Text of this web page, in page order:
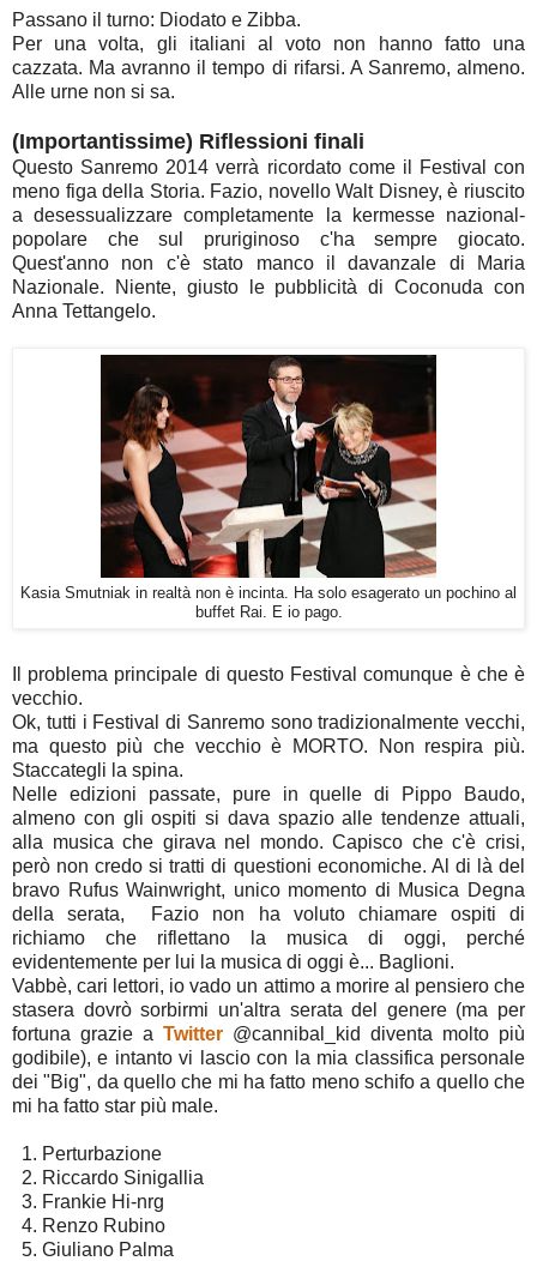
Passano il turno: Diodato e Zibba.
Per una volta, gli italiani al voto non hanno fatto una
cazzata. Ma avranno il tempo di rifarsi. A Sanremo, almeno.
Alle urne non si sa.
(Importantissime) Riflessioni finali
Questo Sanremo 2014 verrà ricordato come il Festival con
meno figa della Storia. Fazio, novello Walt Disney, è riuscito
a desessualizzare completamente la kermesse nazional-
popolare che sul pruriginoso c'ha sempre giocato.
Quest'anno non c'è stato manco il davanzale di Maria
Nazionale. Niente, giusto le pubblicità di Coconuda con
Anna Tettangelo.
Kasia Smutniak in realtà non è incinta. Ha solo esagerato un pochino al
buffet Rai. E io pago.
Il problema principale di questo Festival comunque è che è
vecchio.
Ok, tutti i Festival di Sanremo sono tradizionalmente vecchi,
ma questo più che vecchio è MORTO. Non respira più.
Staccategli la spina.
Nelle edizioni passate, pure in quelle di Pippo Baudo,
almeno con gli ospiti si dava spazio alle tendenze attuali,
alla musica che girava nel mondo. Capisco che c'è crisi,
però non credo si tratti di questioni economiche. Al di là del
bravo Rufus Wainwright, unico momento di Musica Degna
della serata, Fazio non ha voluto chiamare ospiti di
richiamo che riflettano la musica di oggi, perché
evidentemente per lui la musica di oggi è... Baglioni.
Vabbè, cari lettori, io vado un attimo a morire al pensiero che
stasera dovrò sorbirmi un'altra serata del genere (ma per
fortuna grazie a Twitter @cannibal_kid diventa molto più
godibile), e intanto vi lascio con la mia classifica personale
dei "Big", da quello che mi ha fatto meno schifo a quello che
mi ha fatto star più male.
1. Perturbazione
2. Riccardo Sinigallia
3. Frankie Hi-nrg
4. Renzo Rubino
5. Giuliano Palma